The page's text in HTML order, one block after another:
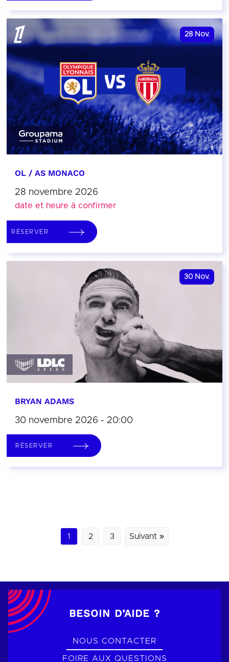
28 Nov.
OL / AS MONACO
28 novembre 2026
date et heure à confirmer
RÉSERVER
30 Nov.
BRYAN ADAMS
30 novembre 2026 - 20:00
RÉSERVER
1 2 3 Suivant »
BESOIN D’AIDE ?
NOUS CONTACTER
FOIRE AUX QUESTIONS